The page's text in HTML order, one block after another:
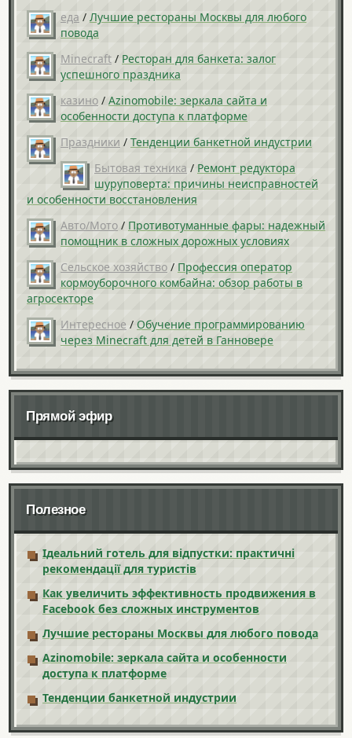
еда / Лучшие рестораны Москвы для любого
повода
Minecraft / Ресторан для банкета: залог
успешного праздника
казино / Azinomobile: зеркала сайта и
особенности доступа к платформе
Праздники / Тенденции банкетной индустрии
Бытовая техника / Ремонт редуктора
шуруповерта: причины неисправностей
и особенности восстановления
Авто/Мото / Противотуманные фары: надежный
помощник в сложных дорожных условиях
Сельское хозяйство / Профессия оператор
кормоуборочного комбайна: обзор работы в
агросекторе
Интересное / Обучение программированию
через Minecraft для детей в Ганновере
Прямой эфир
Полезное
Ідеальний готель для відпустки: практичні
рекомендації для туристів
Как увеличить эффективность продвижения в
Facebook без сложных инструментов
Лучшие рестораны Москвы для любого повода
Azinomobile: зеркала сайта и особенности
доступа к платформе
Тенденции банкетной индустрии